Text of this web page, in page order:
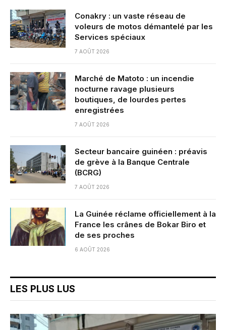
Conakry : un vaste réseau de
voleurs de motos démantelé par les
Services spéciaux
7 AOÛT 2026
Marché de Matoto : un incendie
nocturne ravage plusieurs
boutiques, de lourdes pertes
enregistrées
7 AOÛT 2026
Secteur bancaire guinéen : préavis
de grève à la Banque Centrale
(BCRG)
7 AOÛT 2026
La Guinée réclame officiellement à la
France les crânes de Bokar Biro et
de ses proches
6 AOÛT 2026
LES PLUS LUS